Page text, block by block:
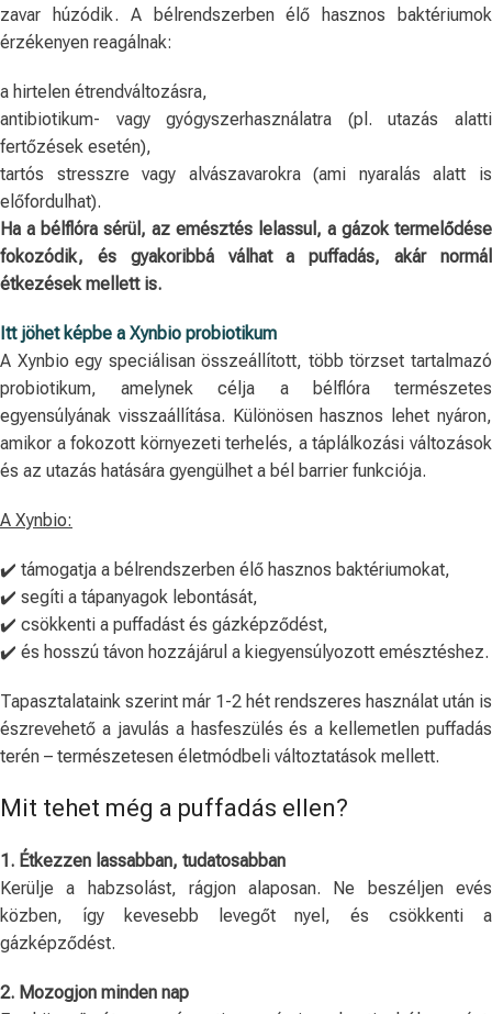
zavar húzódik. A bélrendszerben élő hasznos baktériumok
érzékenyen reagálnak:
a hirtelen étrendváltozásra,
antibiotikum- vagy gyógyszerhasználatra (pl. utazás alatti
fertőzések esetén),
tartós stresszre vagy alvászavarokra (ami nyaralás alatt is
előfordulhat).
Ha a bélflóra sérül, az emésztés lelassul, a gázok termelődése
fokozódik, és gyakoribbá válhat a puffadás, akár normál
étkezések mellett is.
Itt jöhet képbe a Xynbio probiotikum
A Xynbio egy speciálisan összeállított, több törzset tartalmazó
probiotikum, amelynek célja a bélflóra természetes
egyensúlyának visszaállítása. Különösen hasznos lehet nyáron,
amikor a fokozott környezeti terhelés, a táplálkozási változások
és az utazás hatására gyengülhet a bél barrier funkciója.
A Xynbio:
✔️ támogatja a bélrendszerben élő hasznos baktériumokat,
✔️ segíti a tápanyagok lebontását,
✔️ csökkenti a puffadást és gázképződést,
✔️ és hosszú távon hozzájárul a kiegyensúlyozott emésztéshez.
Tapasztalataink szerint már 1-2 hét rendszeres használat után is
észrevehető a javulás a hasfeszülés és a kellemetlen puffadás
terén – természetesen életmódbeli változtatások mellett.
Mit tehet még a puffadás ellen?
1. Étkezzen lassabban, tudatosabban
Kerülje a habzsolást, rágjon alaposan. Ne beszéljen evés
közben, így kevesebb levegőt nyel, és csökkenti a
gázképződést.
2. Mozogjon minden nap